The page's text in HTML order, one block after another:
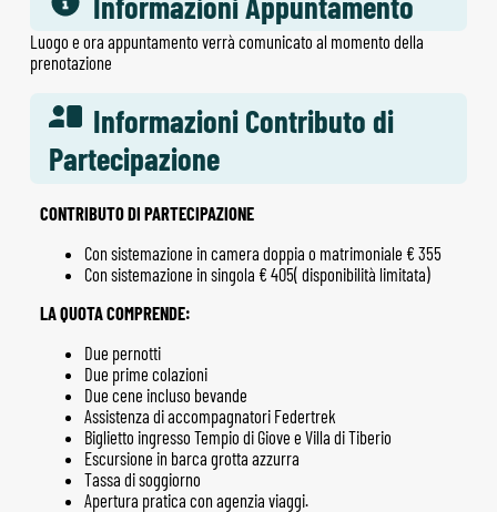
Luogo e ora appuntamento verrà comunicato al momento della
prenotazione
Informazioni Contributo di
Partecipazione
CONTRIBUTO DI PARTECIPAZIONE
Con sistemazione in camera doppia o matrimoniale € 355
Con sistemazione in singola € 405( disponibilità limitata)
LA QUOTA COMPRENDE:
Due pernotti
Due prime colazioni
Due cene incluso bevande
Assistenza di accompagnatori Federtrek
Biglietto ingresso Tempio di Giove e Villa di Tiberio
Escursione in barca grotta azzurra
Tassa di soggiorno
Apertura pratica con agenzia viaggi.